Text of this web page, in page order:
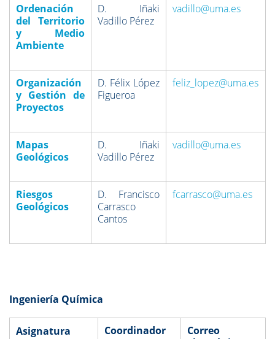
Ordenación
del Territorio
y Medio
Ambiente
D. Iñaki
Vadillo Pérez
vadillo@uma.es
Organización
y Gestión de
Proyectos
D. Félix López
Figueroa
feliz_lopez@uma.es
Mapas
Geológicos
D. Iñaki
Vadillo Pérez
vadillo@uma.es
Riesgos
Geológicos
D. Francisco
Carrasco
Cantos
fcarrasco@uma.es
Ingeniería Química
Asignatura Coordinador
Correo